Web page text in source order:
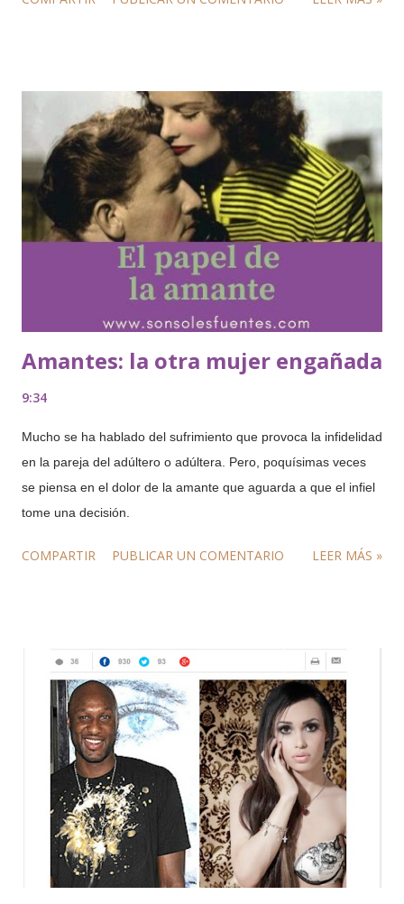
Amantes: la otra mujer engañada
9:34
Mucho se ha hablado del sufrimiento que provoca la infidelidad
en la pareja del adúltero o adúltera. Pero, poquísimas veces
se piensa en el dolor de la amante que aguarda a que el infiel
tome una decisión.
COMPARTIR PUBLICAR UN COMENTARIO LEER MÁS »